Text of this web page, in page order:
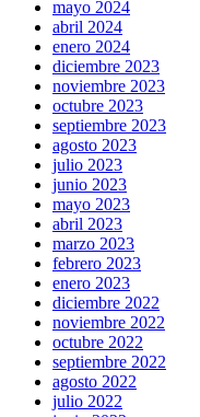
mayo 2024
abril 2024
enero 2024
diciembre 2023
noviembre 2023
octubre 2023
septiembre 2023
agosto 2023
julio 2023
junio 2023
mayo 2023
abril 2023
marzo 2023
febrero 2023
enero 2023
diciembre 2022
noviembre 2022
octubre 2022
septiembre 2022
agosto 2022
julio 2022